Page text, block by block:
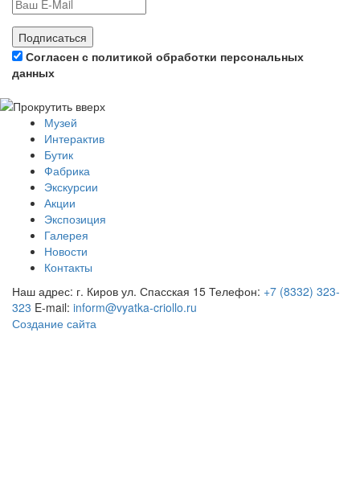
Подписаться
Согласен с политикой обработки персональных
данных
Музей
Интерактив
Бутик
Фабрика
Экскурсии
Акции
Экспозиция
Галерея
Новости
Контакты
Наш адрес: г. Киров ул. Спасская 15 Телефон: +7 (8332) 323-
323 E-mail: inform@vyatka-criollo.ru
Создание сайта